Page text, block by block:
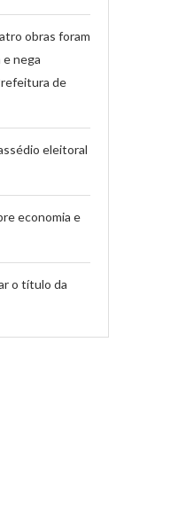
obras foram
nega
de
eleitoral
economia e
o título da